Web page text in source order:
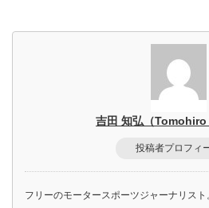
吉田 知弘（Tomohiro
投稿者プロフィ
フリーのモータースポーツジャーナリス